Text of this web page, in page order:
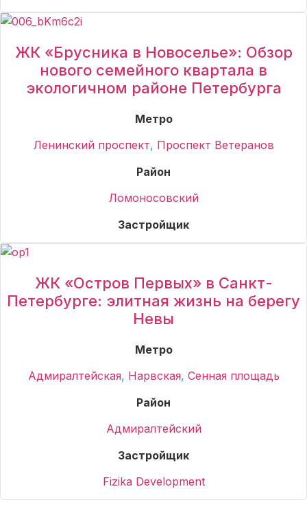
ЖК «Брусника в Новоселье»: Обзор
нового семейного квартала в
экологичном районе Петербурга
Метро
Ленинский проспект, Проспект Ветеранов
Район
Ломоносовский
Застройщик
ЖК «Остров Первых» в Санкт-
Петербурге: элитная жизнь на берегу
Невы
Метро
Адмиралтейская, Нарвская, Сенная площадь
Район
Адмиралтейский
Застройщик
Fizika Development